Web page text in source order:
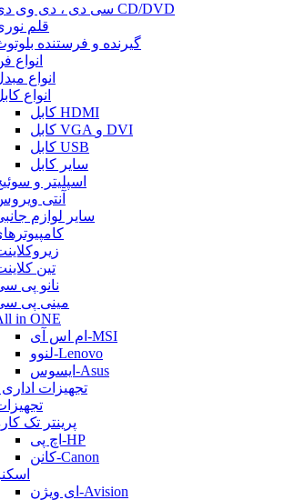
سی دی ، دی وی دی CD/DVD
قلم
گیرنده و فرستنده
انواع
انواع
انواع
کابل HDMI
کابل VGA و DVI
کابل USB
سایر کابل
اسپلیتر و
آنتی
سایر لوازم
تین
نانو پی
مینی پی
in ONE
ام اس آی-MSI
لنوو-Lenovo
ایسوس-Asus
تجهیزات
پرینتر تک
اچ پی-HP
کانن-Canon
ای ویژن-Avision